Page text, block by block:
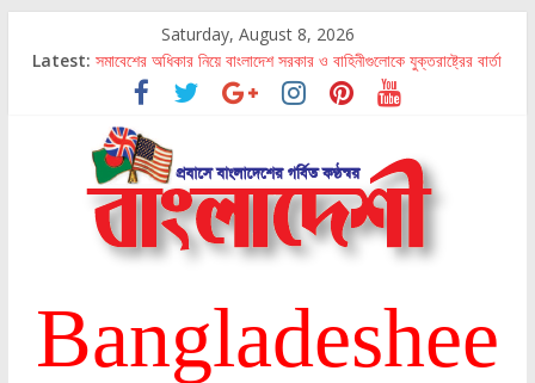
Saturday, August 8, 2026
Latest: সমাবেশের অধিকার নিয়ে বাংলাদেশ সরকার ও বাহিনীগুলোকে যুক্তরাষ্ট্রের বার্তা
দেশনেত্রী বেগম খালেদা জিয়া বন্দী কেন?
স্বাগত ২০২৩
যুক্তরাষ্ট্রে দ্রব্যমূল্য ব্যাপক ঊর্ধ্বমুখী
যুক্তরাষ্ট্রে অভিবাসন চূক্তি চূড়ান্ত
Bangladeshee
Bangladeshee
Bangladeshee